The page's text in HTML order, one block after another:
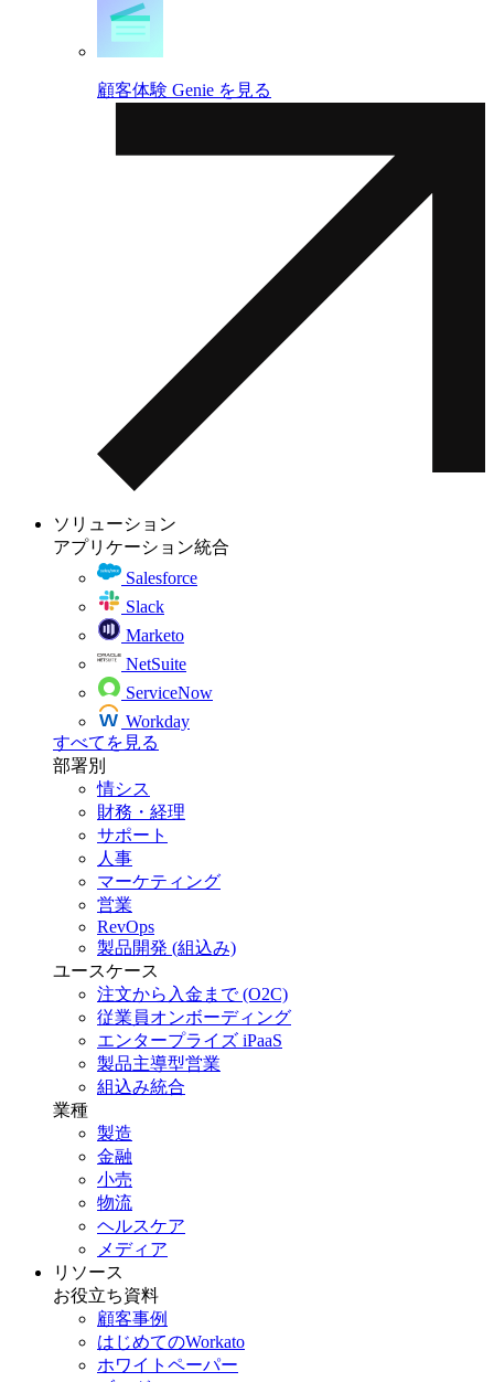
顧客体験 Genie を見る
ソリューション
アプリケーション統合
Salesforce
Slack
Marketo
NetSuite
ServiceNow
Workday
すべてを見る
部署別
情シス
財務・経理
サポート
人事
マーケティング
営業
RevOps
製品開発 (組込み)
ユースケース
注文から入金まで (O2C)
従業員オンボーディング
エンタープライズ iPaaS
製品主導型営業
組込み統合
業種
製造
金融
小売
物流
ヘルスケア
メディア
リソース
お役立ち資料
顧客事例
はじめてのWorkato
ホワイトペーパー